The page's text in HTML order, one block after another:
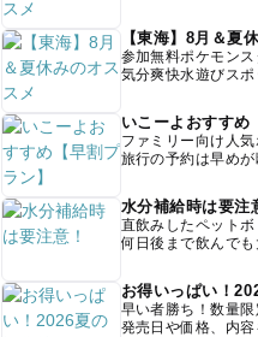
【東海】8月＆夏
参加無料ポケモン
気分爽快水遊びスポ
いこーよおすすめ
ファミリー向け人気
旅行の予約は早め
水分補給時は要注
直飲みしたペットボ
何日後まで飲んでも
お得いっぱい！
早い者勝ち！数量
発売日や価格、内